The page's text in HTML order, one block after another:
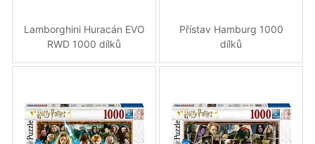
Lamborghini Huracán EVO
RWD 1000 dílků
Přístav Hamburg 1000
dílků